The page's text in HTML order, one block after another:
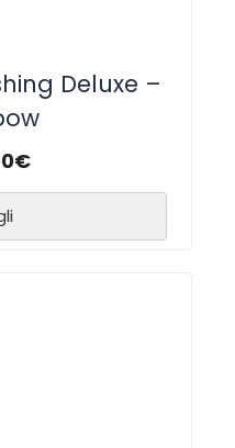
Deluxe –
€